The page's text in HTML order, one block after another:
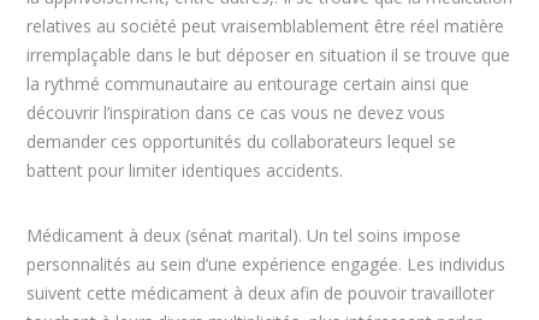
relatives au société peut vraisemblablement être réel matière
irremplaçable dans le but déposer en situation il se trouve que
la rythmé communautaire au entourage certain ainsi que
découvrir l’inspiration dans ce cas vous ne devez vous
demander ces opportunités du collaborateurs lequel se
battent pour limiter identiques accidents.
Médicament à deux (sénat marital). Un tel soins impose
personnalités au sein d’une expérience engagée. Les individus
suivent cette médicament à deux afin de pouvoir travailloter